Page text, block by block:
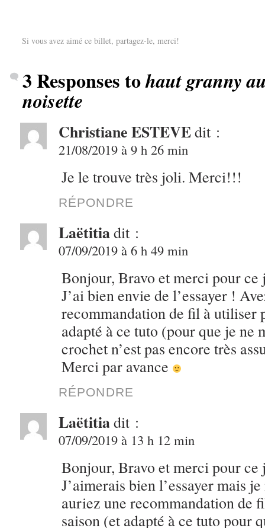
Si vous avez aimé ce billet, partagez-le, merci!
3 Responses tohaut granny
noisette
Christiane ESTEVEdit :
21/08/2019 à 9 h 26 min
Je le trouve très joli. Merci!!!
RÉPONDRE
Laëtitiadit :
07/09/2019 à 6 h 49 min
Bonjour, Bravo et merci pour
J’ai bien envie de l’essayer !
recommandation de fil à utiliser
adapté à ce tuto (pour que je ne
crochet n’est pas encore très
Merci par avance
RÉPONDRE
Laëtitiadit :
07/09/2019 à 13 h 12 min
Bonjour, Bravo et merci pour
J’aimerais bien l’essayer mais
auriez une recommandation de
saison (et adapté à ce tuto pour